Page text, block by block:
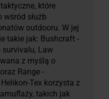
które
wśród służb
outdooru. W jej
takie jak: Bushcraft -
survivalu, Law
z myślą o
Range -
Tex korzysta z
takich jak